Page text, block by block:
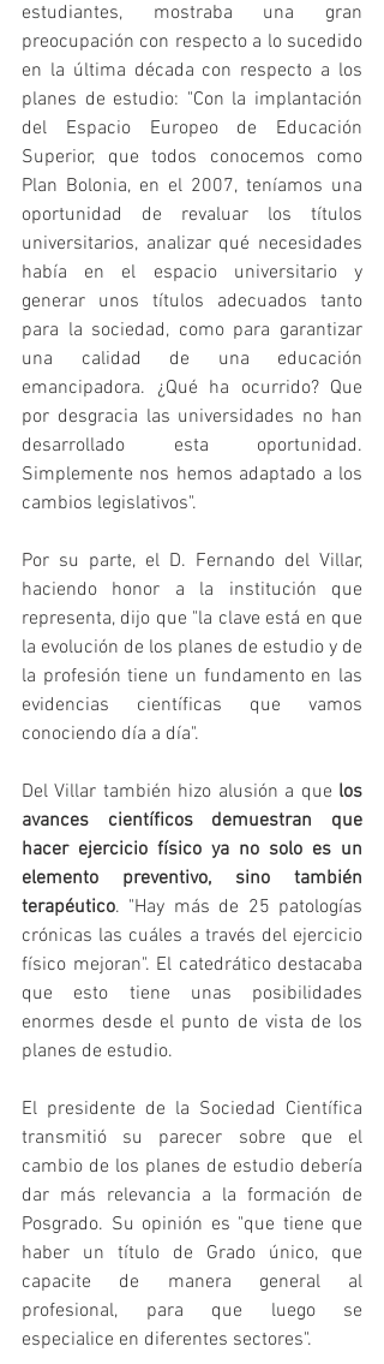
estudiantes, mostraba una gran
preocupación con respecto a lo sucedido
en la última década con respecto a los
planes de estudio: "Con la implantación
del Espacio Europeo de Educación
Superior, que todos conocemos como
Plan Bolonia, en el 2007, teníamos una
oportunidad de revaluar los títulos
universitarios, analizar qué necesidades
había en el espacio universitario y
generar unos títulos adecuados tanto
para la sociedad, como para garantizar
una calidad de una educación
emancipadora. ¿Qué ha ocurrido? Que
por desgracia las universidades no han
desarrollado esta oportunidad.
Simplemente nos hemos adaptado a los
cambios legislativos".
Por su parte, el D. Fernando del Villar,
haciendo honor a la institución que
representa, dijo que "la clave está en que
la evolución de los planes de estudio y de
la profesión tiene un fundamento en las
evidencias científicas que vamos
conociendo día a día".
Del Villar también hizo alusión a que los
avances científicos demuestran que
hacer ejercicio físico ya no solo es un
elemento preventivo, sino también
terapéutico. "Hay más de 25 patologías
crónicas las cuáles a través del ejercicio
físico mejoran". El catedrático destacaba
que esto tiene unas posibilidades
enormes desde el punto de vista de los
planes de estudio.
El presidente de la Sociedad Científica
transmitió su parecer sobre que el
cambio de los planes de estudio debería
dar más relevancia a la formación de
Posgrado. Su opinión es "que tiene que
haber un título de Grado único, que
capacite de manera general al
profesional, para que luego se
especialice en diferentes sectores".